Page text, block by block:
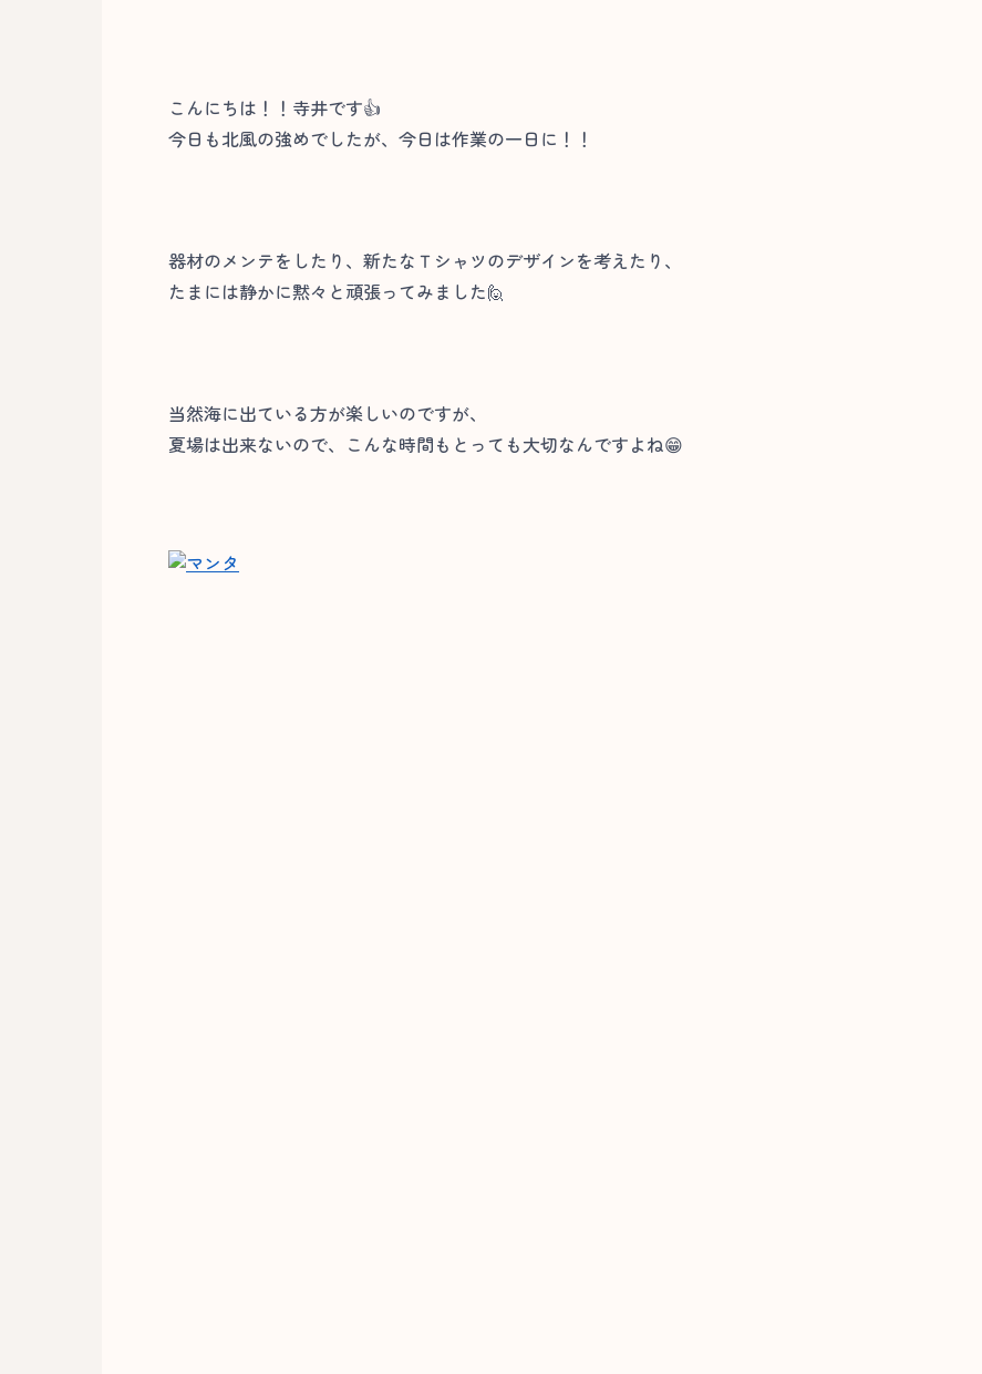
こんにちは！！寺井です👍
今日も北風の強めでしたが、今日は作業の一日に！！
器材のメンテをしたり、新たなＴシャツのデザインを考えたり、
たまには静かに黙々と頑張ってみました🙋
当然海に出ている方が楽しいのですが、
夏場は出来ないので、こんな時間もとっても大切なんですよね😁